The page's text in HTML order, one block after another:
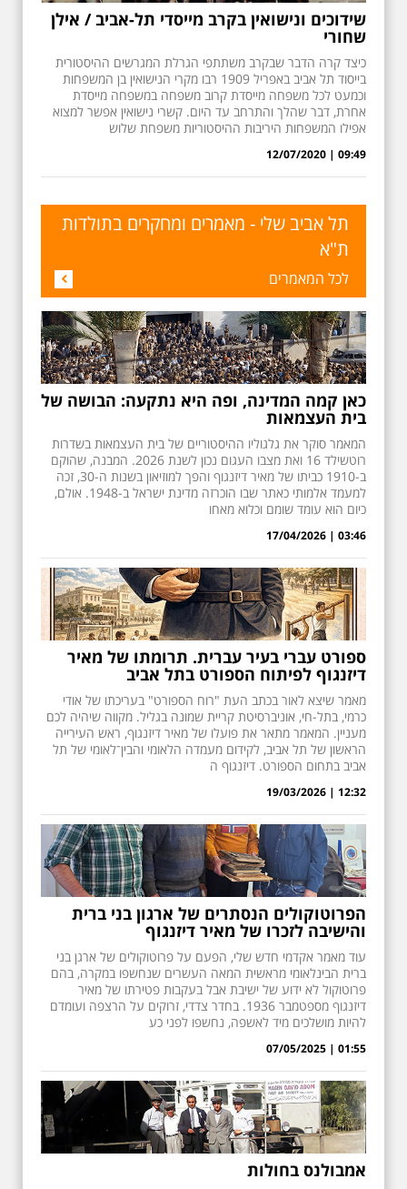
שידוכים ונישואין בקרב מייסדי תל-אביב / אילן
שחורי
כיצד קרה הדבר שבקרב משתתפי הגרלת המגרשים ההיסטורית
בייסוד תל אביב באפריל 1909 רבו מקרי הנישואין בן המשפחות
וכמעט לכל משפחה מייסדת קרוב משפחה במשפחה מייסדת
אחרת, דבר שהלך והתרחב עד היום. קשרי נישואין אפשר למצוא
אפילו המשפחות היריבות ההיסטוריות משפחת שלוש
09:49 | 12/07/2020
תל אביב שלי - מאמרים ומחקרים בתולדות
ת"א
לכל המאמרים
כאן קמה המדינה, ופה היא נתקעה: הבושה של
בית העצמאות
המאמר סוקר את גלגוליו ההיסטוריים של בית העצמאות בשדרות
רוטשילד 16 ואת מצבו העגום נכון לשנת 2026. המבנה, שהוקם
ב-1910 כביתו של מאיר דיזנגוף והפך למוזיאון בשנות ה-30, זכה
למעמד אלמותי כאתר שבו הוכרזה מדינת ישראל ב-1948. אולם,
כיום הוא עומד שומם וכלוא מאחו
03:46 | 17/04/2026
ספורט עברי בעיר עברית. תרומתו של מאיר
דיזנגוף לפיתוח הספורט בתל אביב
מאמר שיצא לאור בכתב העת "רוח הספורט" בעריכתו של אודי
כרמי, בתל-חי, אוניברסיטת קריית שמונה בגליל. מקווה שיהיה לכם
מעניין. המאמר מתאר את פועלו של מאיר דיזנגוף, ראש העירייה
הראשון של תל אביב, לקידום מעמדה הלאומי והבין־לאומי של תל
אביב בתחום הספורט. דיזנגוף ה
12:32 | 19/03/2026
הפרוטוקולים הנסתרים של ארגון בני ברית
והישיבה לזכרו של מאיר דיזנגוף
עוד מאמר אקדמי חדש שלי, הפעם על פרוטוקולים של ארגן בני
ברית הבינלאומי מראשית המאה העשרים שנחשפו במקרה, בהם
פרוטוקול לא ידוע של ישיבת אבל בעקבות פטירתו של מאיר
דיזנגוף מספטמבר 1936. בחדר צדדי, זרוקים על הרצפה ועומדם
להיות מושלכים מיד לאשפה, נחשפו לפני כע
01:55 | 07/05/2025
אמבולנס בחולות